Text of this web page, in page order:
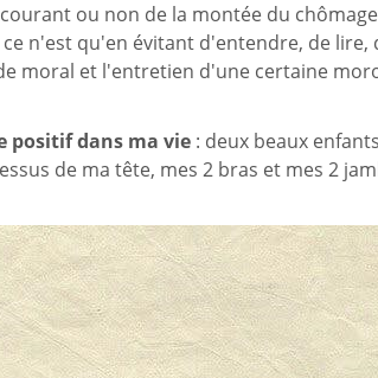
ou non de la montée du
ce n'est qu'en évitant d'entendre, de
moral et l'entretien d'une certaine
positif dans ma vie : deux beaux
de ma tête, mes 2 bras et mes 2